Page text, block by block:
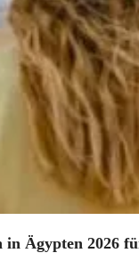
Ägypten 2026